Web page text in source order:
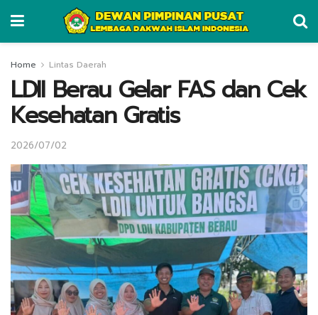
Home Lintas Daerah
LDII Berau Gelar FAS dan Cek
Kesehatan Gratis
2026/07/02